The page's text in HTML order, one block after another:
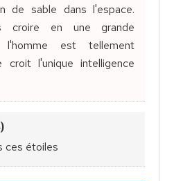
de sable dans l'espace.
croire en une grande
l'homme est tellement
croit l'unique intelligence
ces étoiles